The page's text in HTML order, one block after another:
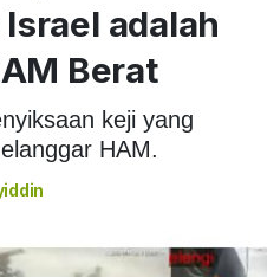
adalah
Berat
keji yang
HAM.